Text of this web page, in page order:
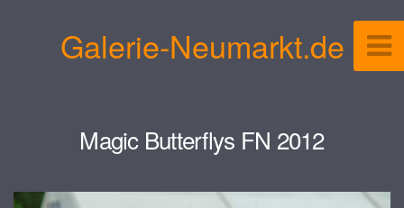
Galerie-Neumarkt.de
Magic Butterflys FN 2012